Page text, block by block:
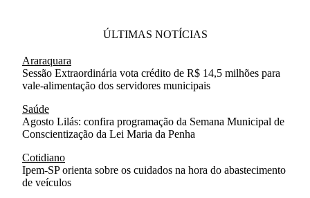
ÚLTIMAS NOTÍCIAS
Araraquara
Sessão Extraordinária vota crédito de R$ 14,5 milhões para
vale-alimentação dos servidores municipais
Saúde
Agosto Lilás: confira programação da Semana Municipal de
Conscientização da Lei Maria da Penha
Cotidiano
Ipem-SP orienta sobre os cuidados na hora do abastecimento
de veículos